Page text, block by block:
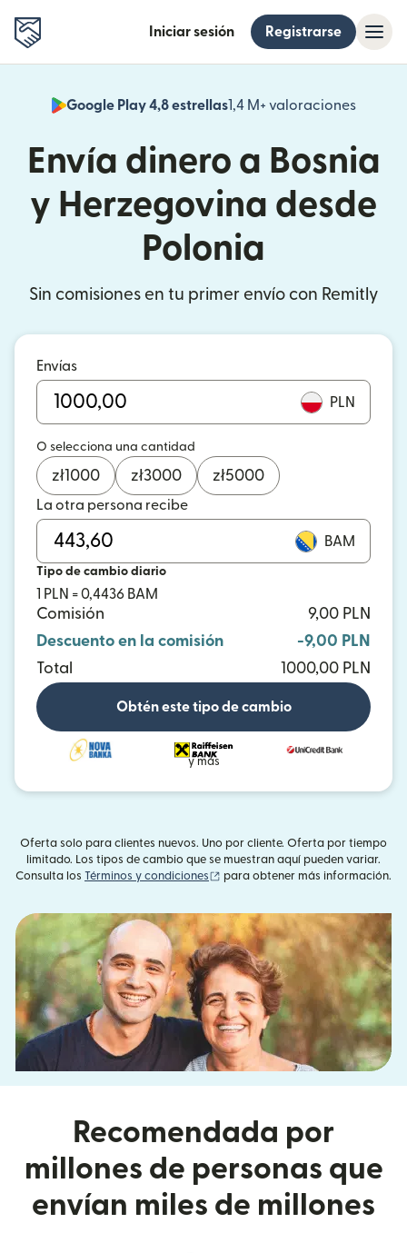
Iniciar sesión Registrarse
Google Play 4,8 estrellas1,4 M+ valoraciones
(se
Envía dinero a Bosnia
y Herzegovina desde
Polonia
Sin comisiones en tu primer envío con Remitly
Envías
PLN
O selecciona una cantidad
zł1000 zł3000 zł5000
La otra persona recibe
BAM
Tipo de cambio diario
1 PLN = 0,4436 BAM
Comisión
9,00 PLN
Descuento en la comisión
-9,00 PLN
Total
1000,00 PLN
Obtén este tipo de cambio
y más
Oferta solo para clientes nuevos. Uno por cliente. Oferta por tiempo
limitado. Los tipos de cambio que se muestran aquí pueden variar.
Consulta los Términos y condiciones (se abre en una ventana nueva)
para obtener más información.
Recomendada por
millones de personas que
envían miles de millones